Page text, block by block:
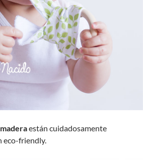
están cuidadosamente
eco-friendly.